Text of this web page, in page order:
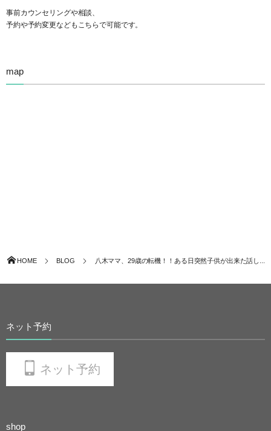
事前カウンセリングや相談、
予約や予約変更などもこちらで可能です。
map
HOME BLOG 八木ママ、29歳の転機！！ある日突然子供が出来た話し...
ネット予約
ネット予約
shop